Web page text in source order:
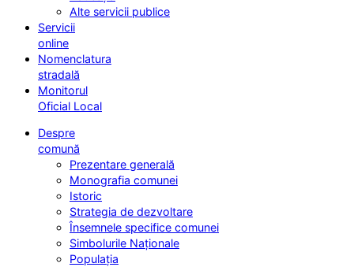
Alte servicii publice
Servicii
online
Nomenclatura
stradală
Monitorul
Oficial Local
Despre
comună
Prezentare generală
Monografia comunei
Istoric
Strategia de dezvoltare
Însemnele specifice comunei
Simbolurile Naționale
Populația